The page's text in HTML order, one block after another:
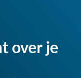
over je